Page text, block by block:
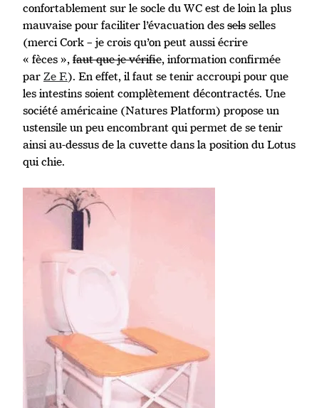
confortablement sur le socle du WC est de loin la plus
mauvaise pour faciliter l’évacuation desselsselles
(merci Cork – je crois qu’on peut aussi écrire
« fèces »,faut que je vérifie, information confirmée
parZe F.). En effet, il faut se tenir accroupi pour que
les intestins soient complètement décontractés. Une
société américaine (Natures Platform) propose un
ustensile un peu encombrant qui permet de se tenir
ainsi au-dessus de la cuvette dans la position du Lotus
qui chie.